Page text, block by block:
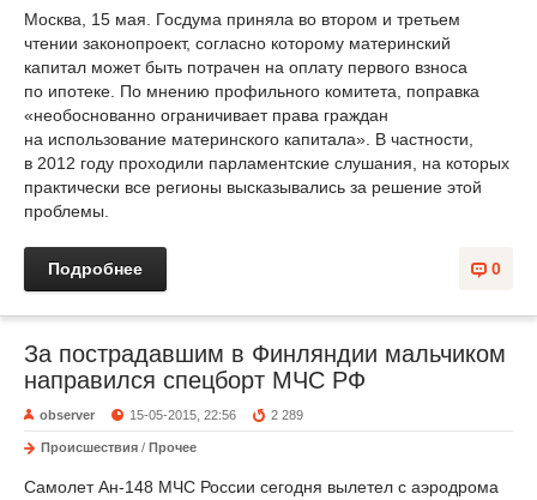
Москва, 15 мая. Госдума приняла во втором и третьем
чтении законопроект, согласно которому материнский
капитал может быть потрачен на оплату первого взноса
по ипотеке. По мнению профильного комитета, поправка
«необоснованно ограничивает права граждан
на использование материнского капитала». В частности,
в 2012 году проходили парламентские слушания, на которых
практически все регионы высказывались за решение этой
проблемы.
0
Подробнее
За пострадавшим в Финляндии мальчиком
направился спецборт МЧС РФ
observer 15-05-2015, 22:56 2 289
Происшествия / Прочее
Самолет Ан-148 МЧС России сегодня вылетел с аэродрома